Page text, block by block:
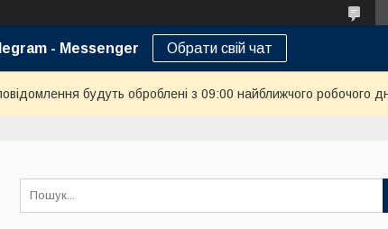
- Messenger Обрати свій чат
будуть оброблені з 09:00 найближчого робочого